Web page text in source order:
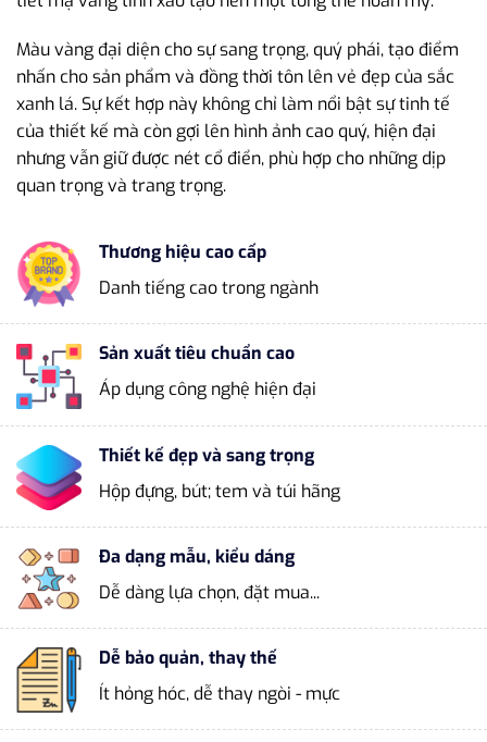
Màu vàng đại diện cho sự sang trọng, quý phái, tạo điểm
nhấn cho sản phẩm và đồng thời tôn lên vẻ đẹp của sắc
xanh lá. Sự kết hợp này không chỉ làm nổi bật sự tinh tế
của thiết kế mà còn gợi lên hình ảnh cao quý, hiện đại
nhưng vẫn giữ được nét cổ điển, phù hợp cho những dịp
quan trọng và trang trọng.
Thương hiệu cao cấp
Danh tiếng cao trong ngành
Sản xuất tiêu chuẩn cao
Áp dụng công nghệ hiện đại
Thiết kế đẹp và sang trọng
Hộp đựng, bút; tem và túi hãng
Đa dạng mẫu, kiểu dáng
Dễ dàng lựa chọn, đặt mua...
Dễ bảo quản, thay thế
Ít hỏng hóc, dễ thay ngòi - mực